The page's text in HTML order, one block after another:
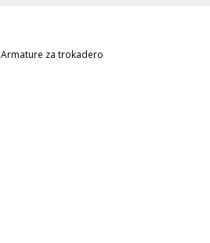
Armature za trokadero